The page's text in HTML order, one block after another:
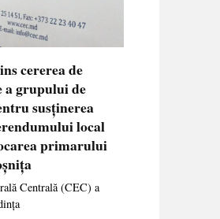
cererea de
grupului de
susținerea
local
primarului
Centrală (CEC) a